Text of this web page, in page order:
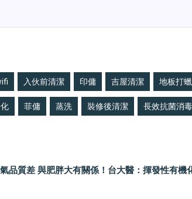
入伙前清潔 印傭 吉屋清潔 地板打
菲傭 蒸洗 裝修後清潔 長效抗菌消毒
品質差 與肥胖大有關係！台大醫：揮發性有